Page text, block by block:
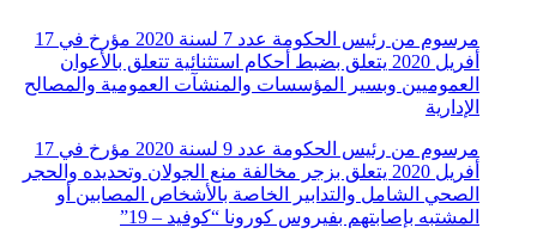
مرسوم من رئيس الحكومة عدد 7 لسنة 2020 مؤرخ في 17
أفريل 2020 يتعلق بضبط أحكام استثنائية تتعلق بالأعوان
العموميين وبسير المؤسسات والمنشآت العمومية والمصالح
الإدارية
مرسوم من رئيس الحكومة عدد 9 لسنة 2020 مؤرخ في 17
أفريل 2020 يتعلق بزجر مخالفة منع الجولان وتحديده والحجر
الصحي الشامل والتدابير الخاصة بالأشخاص المصابين أو
المشتبه بإصابتهم بفيروس كورونا “كوفيد – 19”